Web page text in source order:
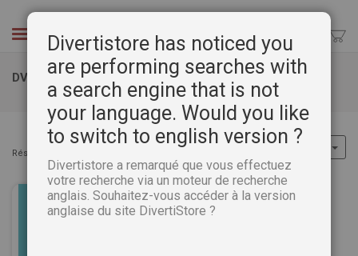
Chercher
DVD
Résultats :
Divertistore has noticed you
are performing searches with
a search engine that is not
your language. Would you like
to switch to english version ?
Divertistore a remarqué que vous effectuez
votre recherche via un moteur de recherche
anglais. Souhaitez-vous accéder à la version
anglaise du site DivertiStore ?